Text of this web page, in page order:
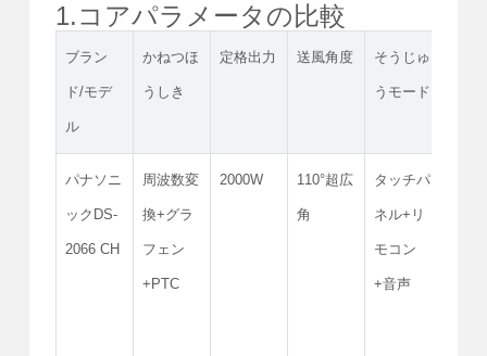
1.コアパラメータの比較
ブラン
ド/モデ
ル
かねつほ
うしき
定格出力 送風角度 そうじゅ
うモード
パナソニ
ックDS-
2066 CH
周波数変
換+グラ
フェン
+PTC
2000W 110°超広
角
タッチパ
ネル+リ
モコン
+音声